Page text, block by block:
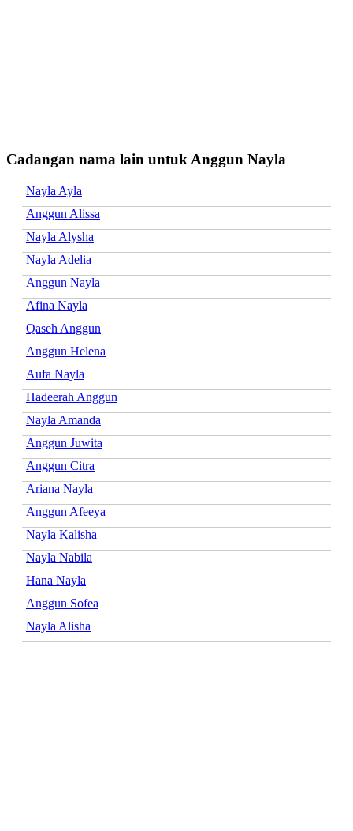
Cadangan nama lain untuk Anggun Nayla
Nayla Ayla
Anggun Alissa
Nayla Alysha
Nayla Adelia
Anggun Nayla
Afina Nayla
Qaseh Anggun
Anggun Helena
Aufa Nayla
Hadeerah Anggun
Nayla Amanda
Anggun Juwita
Anggun Citra
Ariana Nayla
Anggun Afeeya
Nayla Kalisha
Nayla Nabila
Hana Nayla
Anggun Sofea
Nayla Alisha